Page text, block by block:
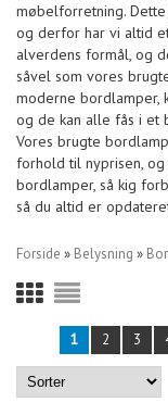
møbelforretning.
og derfor har vi altid
alverdens formål, og
såvel som vores
moderne bordlamper,
og de kan alle fås i et
Vores brugte
forhold til nyprisen,
bordlamper, så kig
så du altid er
Forside » Belysning »
1 2 3